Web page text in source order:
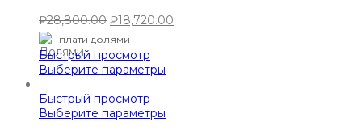
₽28,800.00 ₽18,720.00
плати долями
Быстрый просмотр
Выберите параметры
Быстрый просмотр
Выберите параметры